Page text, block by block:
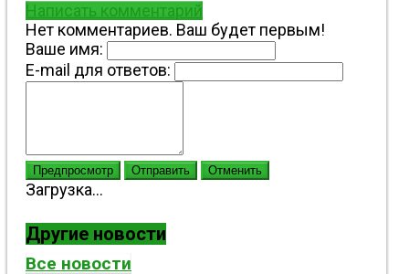
Написать комментарий
Нет комментариев. Ваш будет первым!
Ваше имя:
E-mail для ответов:
Предпросмотр Отправить Отменить
Загрузка...
Другие новости
Все новости